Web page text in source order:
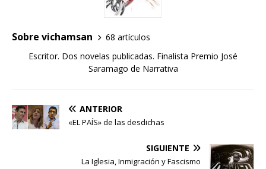
Sobre vichamsan
68 artículos
Escritor. Dos novelas publicadas. Finalista Premio José
Saramago de Narrativa
ANTERIOR
«EL PAÍS» de las desdichas
SIGUIENTE
La Iglesia, Inmigración y Fascismo